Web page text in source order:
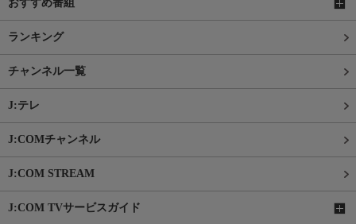
おすすめ番組
ランキング
チャンネル一覧
J:テレ
J:COMチャンネル
J:COM STREAM
J:COM TVサービスガイド